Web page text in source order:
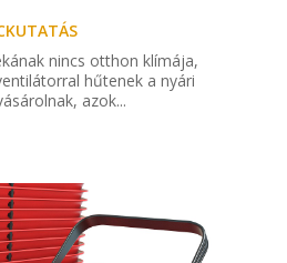
nincs otthon klímája,
hűtenek a nyári
azok...